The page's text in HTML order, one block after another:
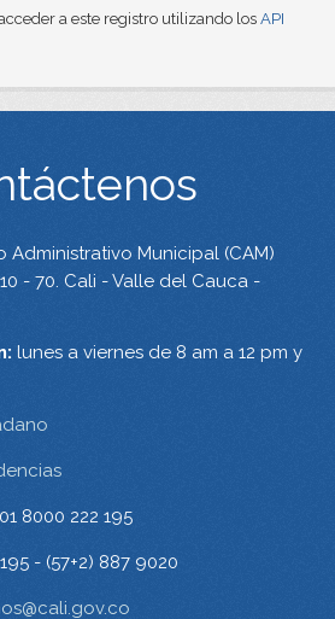
a este registro utilizando los API
Administrativo Municipal (CAM)
- 70. Cali - Valle del Cauca -
lunes a viernes de 8 am a 12 pm y
01 8000 222 195
195 - (57+2) 887 9020